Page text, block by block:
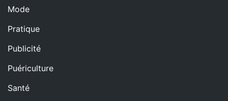
Mode
Pratique
Publicité
Puériculture
Santé